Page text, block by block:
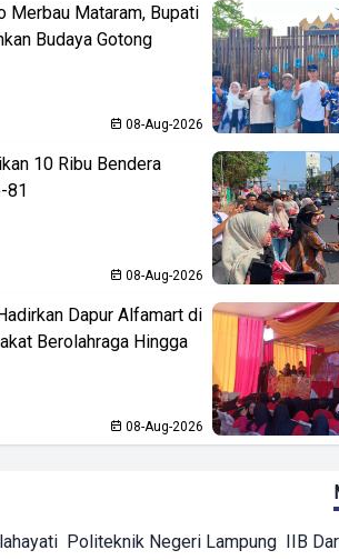
Merbau Mataram, Bupati
Budaya Gotong
08-Aug-2026
10 Ribu Bendera
81
08-Aug-2026
Dapur Alfamart di
Berolahraga Hingga
08-Aug-2026
Politeknik Negeri Lampung IIB